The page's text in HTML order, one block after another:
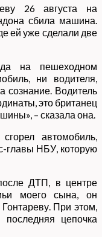
26 августа на
сбила машина.
ей уже сделали две
на пешеходном
ни водителя,
сознание. Водитель
это британец
– сказала она.
автомобиль,
главы НБУ, которую
ДТП, в центре
моего сына, он
При этом,
цепочка